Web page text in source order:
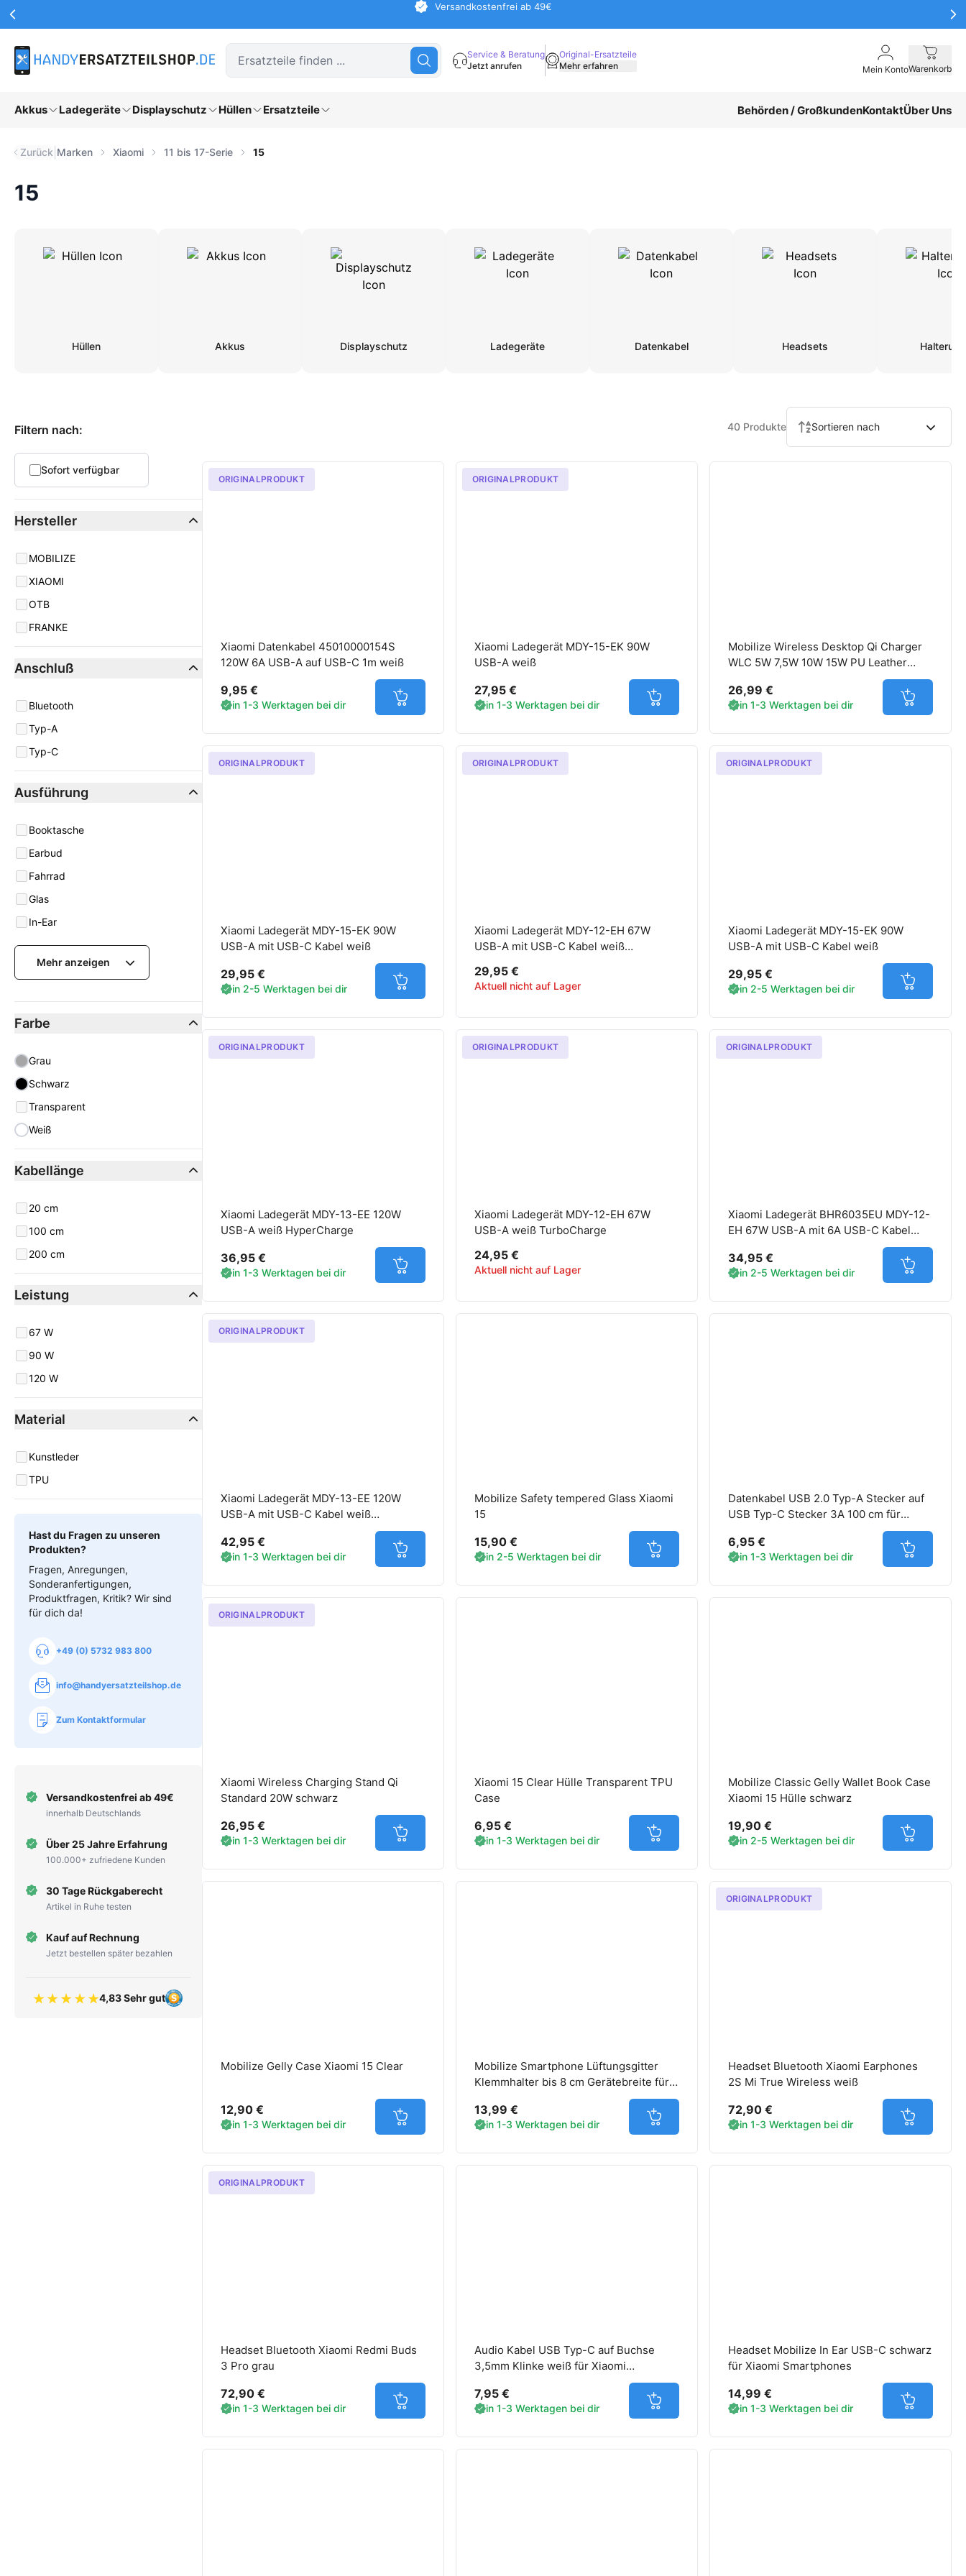
Zum Hauptinhalt springen
Werbeaktionen Kopfzeile Versandkostenfrei ab 49€
Service & Beratung
Jetzt anrufen
Original-Ersatzteile
Mehr erfahren
Mein KontoWarenkorb
Akkus Ladegeräte Displayschutz Hüllen Ersatzteile Behörden / GroßkundenKontaktÜber Uns
Zurück Marken Xiaomi 11 bis 17-Serie 15
15
Hüllen Akkus Displayschutz Ladegeräte Datenkabel Headsets
Filtern nach:
Sofort verfügbar
Hersteller
manufacturer
MOBILIZE
XIAOMI
OTB
FRANKE
Anschluß
Anschluß
Bluetooth
Typ-A
Typ-C
Ausführung
Ausführung
Booktasche
Earbud
Fahrrad
Glas
In-Ear
Mehr anzeigen
Farbe
Farbe
Grau
Schwarz
Transparent
Weiß
Kabellänge
Kabellänge
20 cm
100 cm
200 cm
Leistung
Leistung
67 W
90 W
120 W
Material
Material
Kunstleder
TPU
Hast du Fragen zu unseren
Produkten?
Fragen, Anregungen,
Sonderanfertigungen,
Produktfragen, Kritik? Wir sind
für dich da!
+49 (0) 5732 983 800
info@handyersatzteilshop.de
Zum Kontaktformular
Versandkostenfrei ab 49€
innerhalb Deutschlands
Über 25 Jahre Erfahrung
100.000+ zufriedene Kunden
30 Tage Rückgaberecht
Artikel in Ruhe testen
Kauf auf Rechnung
Jetzt bestellen später bezahlen
Bewertung 4.83 von 5 Sternen
4,83 Sehr gut
40 Produkte Sortieren nach
ORIGINALPRODUKT
Xiaomi Datenkabel 45010000154S
120W 6A USB-A auf USB-C 1m weiß
9,95 €
in 1-3 Werktagen bei dir Jetzt in den Warenkorb
ORIGINALPRODUKT
Xiaomi Ladegerät MDY-15-EK 90W
USB-A weiß
27,95 €
in 1-3 Werktagen bei dir Jetzt in den Warenkorb
Mobilize Wireless Desktop Qi Charger
WLC 5W 7,5W 10W 15W PU Leather
26,99 €
in 1-3 Werktagen bei dir Jetzt in
ORIGINALPRODUKT
Xiaomi Ladegerät MDY-15-EK 90W
USB-A mit USB-C Kabel weiß
29,95 €
in 2-5 Werktagen bei dir Jetzt in den Warenkorb
ORIGINALPRODUKT
Xiaomi Ladegerät MDY-12-EH 67W
USB-A mit USB-C Kabel weiß
29,95 €
Aktuell nicht auf Lager
ORIGINALPRODUKT
Xiaomi Ladegerät MDY-15-EK 90W
USB-A mit USB-C Kabel weiß
29,95 €
in 2-5 Werktagen bei dir Jetzt in
ORIGINALPRODUKT
Xiaomi Ladegerät MDY-13-EE 120W
USB-A weiß HyperCharge
36,95 €
in 1-3 Werktagen bei dir Jetzt in den Warenkorb
ORIGINALPRODUKT
Xiaomi Ladegerät MDY-12-EH 67W
USB-A weiß TurboCharge
24,95 €
Aktuell nicht auf Lager
ORIGINALPRODUKT
Xiaomi Ladegerät BHR6035EU MDY-12-
EH 67W USB-A mit 6A USB-C Kabel
34,95 €
in 2-5 Werktagen bei dir Jetzt in
ORIGINALPRODUKT
Xiaomi Ladegerät MDY-13-EE 120W
USB-A mit USB-C Kabel weiß
42,95 €
in 1-3 Werktagen bei dir Jetzt in den Warenkorb
Mobilize Safety tempered Glass Xiaomi
15
15,90 €
in 2-5 Werktagen bei dir Jetzt in den Warenkorb
Datenkabel USB 2.0 Typ-A Stecker auf
USB Typ-C Stecker 3A 100 cm für
6,95 €
in 1-3 Werktagen bei dir Jetzt in
ORIGINALPRODUKT
Xiaomi Wireless Charging Stand Qi
Standard 20W schwarz
26,95 €
in 1-3 Werktagen bei dir Jetzt in den Warenkorb
Xiaomi 15 Clear Hülle Transparent TPU
Case
6,95 €
in 1-3 Werktagen bei dir Jetzt in den Warenkorb
Mobilize Classic Gelly Wallet Book Case
Xiaomi 15 Hülle schwarz
19,90 €
in 2-5 Werktagen bei dir Jetzt in
Mobilize Gelly Case Xiaomi 15 Clear
12,90 €
in 1-3 Werktagen bei dir Jetzt in den Warenkorb
Mobilize Smartphone Lüftungsgitter
Klemmhalter bis 8 cm Gerätebreite für
13,99 €
in 1-3 Werktagen bei dir Jetzt in den Warenkorb
ORIGINALPRODUKT
Headset Bluetooth Xiaomi Earphones
2S Mi True Wireless weiß
72,90 €
in 1-3 Werktagen bei dir Jetzt in
ORIGINALPRODUKT
Headset Bluetooth Xiaomi Redmi Buds
3 Pro grau
72,90 €
in 1-3 Werktagen bei dir Jetzt in den Warenkorb
Audio Kabel USB Typ-C auf Buchse
3,5mm Klinke weiß für Xiaomi
7,95 €
in 1-3 Werktagen bei dir Jetzt in den Warenkorb
Headset Mobilize In Ear USB-C schwarz
für Xiaomi Smartphones
14,99 €
in 1-3 Werktagen bei dir Jetzt in